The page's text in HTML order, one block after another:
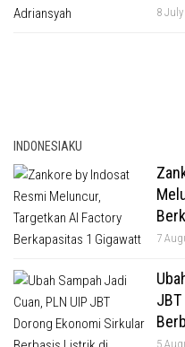
8
INDONESIAKU
7
5